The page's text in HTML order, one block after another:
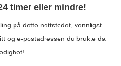
timer eller mindre!
på dette nettstedet, vennligst
og e-postadressen du brukte da